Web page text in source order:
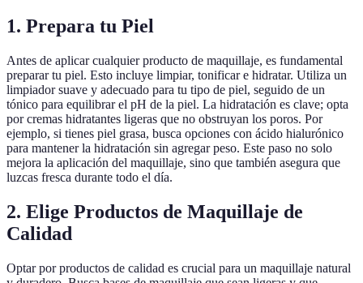
1. Prepara tu Piel
Antes de aplicar cualquier producto de maquillaje, es fundamental
preparar tu piel. Esto incluye limpiar, tonificar e hidratar. Utiliza un
limpiador suave y adecuado para tu tipo de piel, seguido de un
tónico para equilibrar el pH de la piel. La hidratación es clave; opta
por cremas hidratantes ligeras que no obstruyan los poros. Por
ejemplo, si tienes piel grasa, busca opciones con ácido hialurónico
para mantener la hidratación sin agregar peso. Este paso no solo
mejora la aplicación del maquillaje, sino que también asegura que
luzcas fresca durante todo el día.
2. Elige Productos de Maquillaje de
Calidad
Optar por productos de calidad es crucial para un maquillaje natural